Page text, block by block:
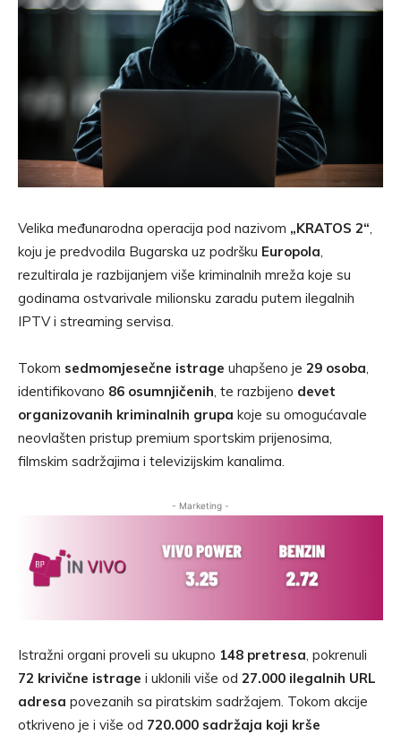
Velika međunarodna operacija pod nazivom „KRATOS 2“,
koju je predvodila Bugarska uz podršku Europola,
rezultirala je razbijanjem više kriminalnih mreža koje su
godinama ostvarivale milionsku zaradu putem ilegalnih
IPTV i streaming servisa.
Tokom sedmomjesečne istrage uhapšeno je 29 osoba,
identifikovano 86 osumnjičenih, te razbijeno devet
organizovanih kriminalnih grupa koje su omogućavale
neovlašten pristup premium sportskim prijenosima,
filmskim sadržajima i televizijskim kanalima.
- Marketing -
Istražni organi proveli su ukupno 148 pretresa, pokrenuli
72 krivične istrage i uklonili više od 27.000 ilegalnih URL
adresa povezanih sa piratskim sadržajem. Tokom akcije
otkriveno je i više od 720.000 sadržaja koji krše